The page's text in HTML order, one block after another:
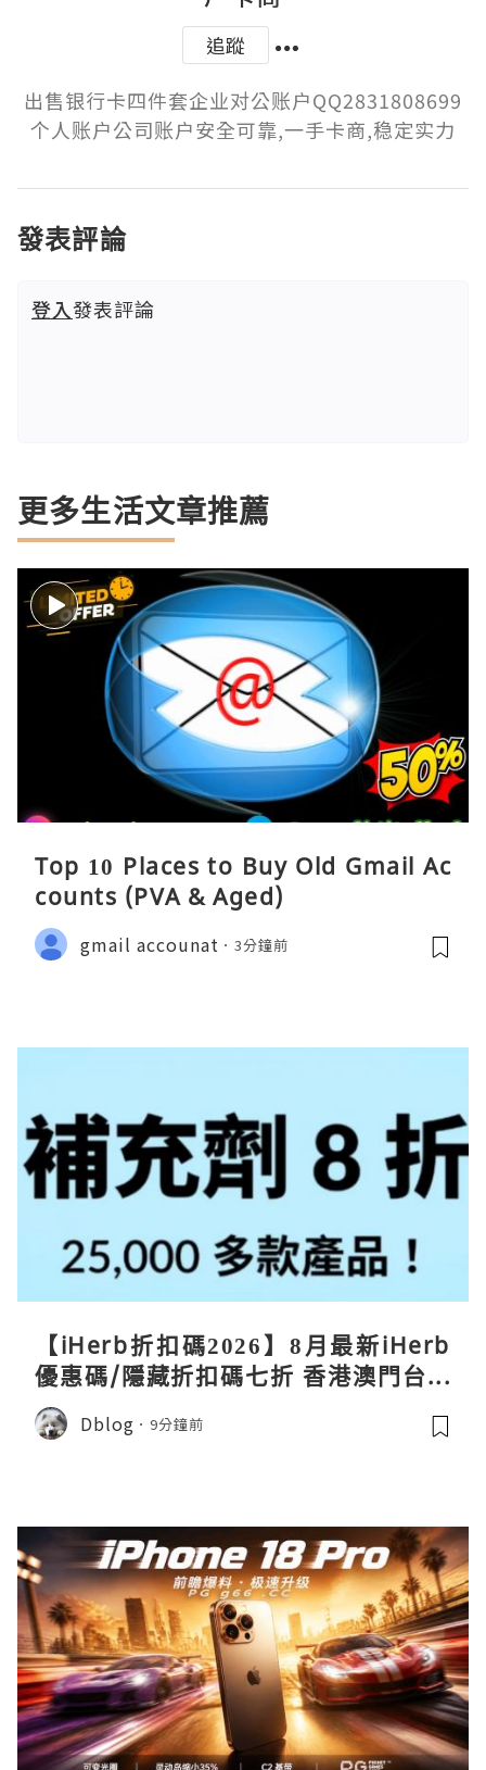
追蹤
出售银行卡四件套企业对公账户QQ2831808699
个人账户公司账户安全可靠,一手卡商,稳定实力
發表評論
登入發表評論
更多生活文章推薦
Top 10 Places to Buy Old Gmail Ac
counts (PVA & Aged)
gmail accounat 3分鐘前
【iHerb折扣碼2026】8月最新iHerb
優惠碼/隱藏折扣碼七折 香港澳門台灣
新加坡iherb code 30％ off
Dblog 9分鐘前